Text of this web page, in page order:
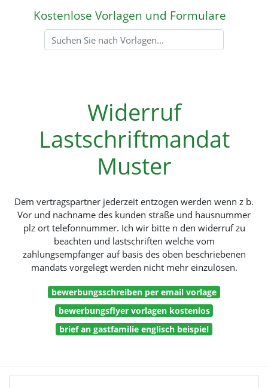
Kostenlose Vorlagen und Formulare
Widerruf
Lastschriftmandat
Muster
Dem vertragspartner jederzeit entzogen werden wenn z b.
Vor und nachname des kunden straße und hausnummer
plz ort telefonnummer. Ich wir bitte n den widerruf zu
beachten und lastschriften welche vom
zahlungsempfänger auf basis des oben beschriebenen
mandats vorgelegt werden nicht mehr einzulösen.
bewerbungsschreiben per email vorlage
bewerbungsflyer vorlagen kostenlos
brief an gastfamilie englisch beispiel